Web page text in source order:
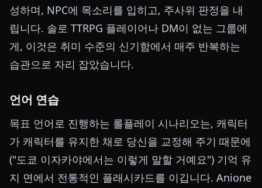
성하며, NPC에 목소리를 입히고, 주사위 판정을 내
립니다. 솔로 TTRPG 플레이어나 DM이 없는 그룹에
게, 이것은 취미 수준의 신기함에서 매주 반복하는
습관으로 자리 잡았습니다.
언어 연습
목표 언어로 진행하는 롤플레이 시나리오는, 캐릭터
가 캐릭터를 유지한 채로 당신을 교정해 주기 때문에
("도쿄 이자카야에서는 이렇게 말할 거예요") 기억 유
지 면에서 전통적인 플래시카드를 이깁니다. Anione